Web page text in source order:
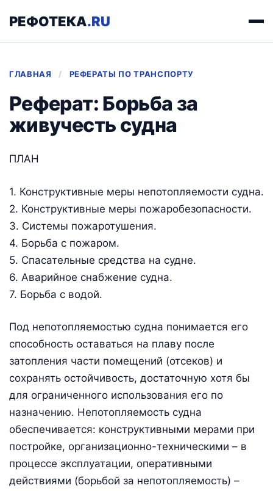
РЕФОТЕКА.RU
ГЛАВНАЯ / РЕФЕРАТЫ ПО ТРАНСПОРТУ
Реферат: Борьба за
живучесть судна
ПЛАН
1. Конструктивные меры непотопляемости судна.
2. Конструктивные меры пожаробезопасности.
3. Системы пожаротушения.
4. Борьба с пожаром.
5. Спасательные средства на судне.
6. Аварийное снабжение судна.
7. Борьба с водой.
Под непотопляемостью судна понимается его
способность оставаться на плаву после
затопления части помещений (отсеков) и
сохранять остойчивость, достаточную хотя бы
для ограниченного использования его по
назначению. Непотопляемость судна
обеспечивается: конструктивными мерами при
постройке, организационно-техническими – в
процессе эксплуатации, оперативными
действиями (борьбой за непотопляемость) –